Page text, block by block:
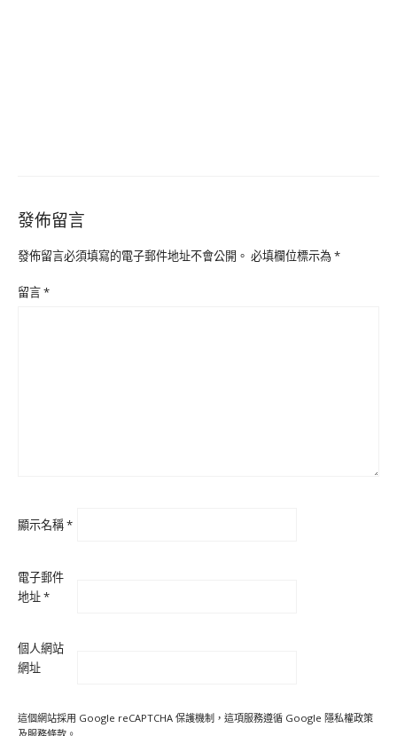
發佈留言
發佈留言必須填寫的電子郵件地址不會公開。 必填欄位標示為*
留言*
顯示名稱*
電子郵件
地址*
個人網站
網址
這個網站採用 Google reCAPTCHA 保護機制，這項服務遵循 Google 隱私權政策